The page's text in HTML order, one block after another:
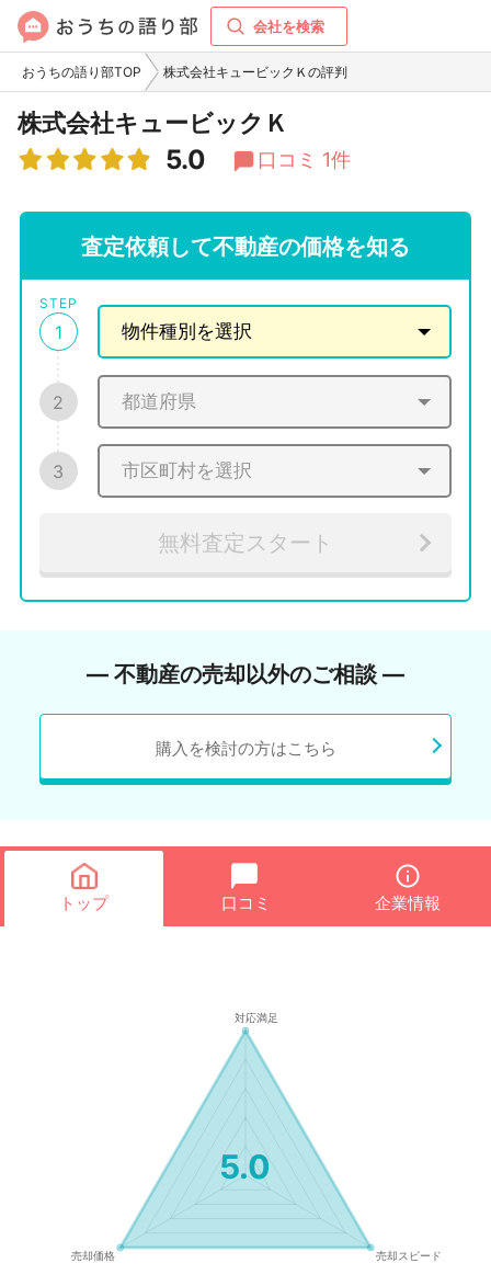
会社を検索
おうちの語り部TOP 株式会社キュービックＫの評判
株式会社キュービックＫ
5.0 口コミ 1件
査定依頼して不動産の価格を知る
STEP
1
2
3
無料査定スタート
― 不動産の売却以外のご相談 ―
購入を検討の方はこちら
トップ 口コミ 企業情報
5.0